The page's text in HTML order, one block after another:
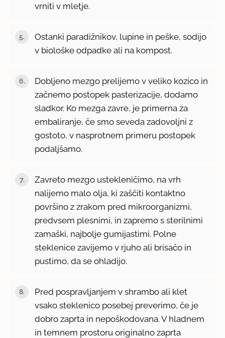
vrniti v mletje.
Ostanki paradižnikov, lupine in peške, sodijo
v biološke odpadke ali na kompost.
Dobljeno mezgo prelijemo v veliko kozico in
začnemo postopek pasterizacije, dodamo
sladkor. Ko mezga zavre, je primerna za
embaliranje, če smo seveda zadovoljni z
gostoto, v nasprotnem primeru postopek
podaljšamo.
Zavreto mezgo ustekleničimo, na vrh
nalijemo malo olja, ki zaščiti kontaktno
površino z zrakom pred mikroorganizmi,
predvsem plesnimi, in zapremo s sterilnimi
zamaški, najbolje gumijastimi. Polne
steklenice zavijemo v rjuho ali brisačo in
pustimo, da se ohladijo.
Pred pospravljanjem v shrambo ali klet
vsako steklenico posebej preverimo, če je
dobro zaprta in nepoškodovana. V hladnem
in temnem prostoru originalno zaprta